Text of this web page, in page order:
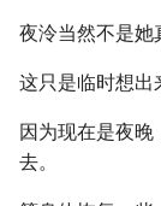
夜泠当然不是她
这只是临时想出
因为现在是夜晚
去。